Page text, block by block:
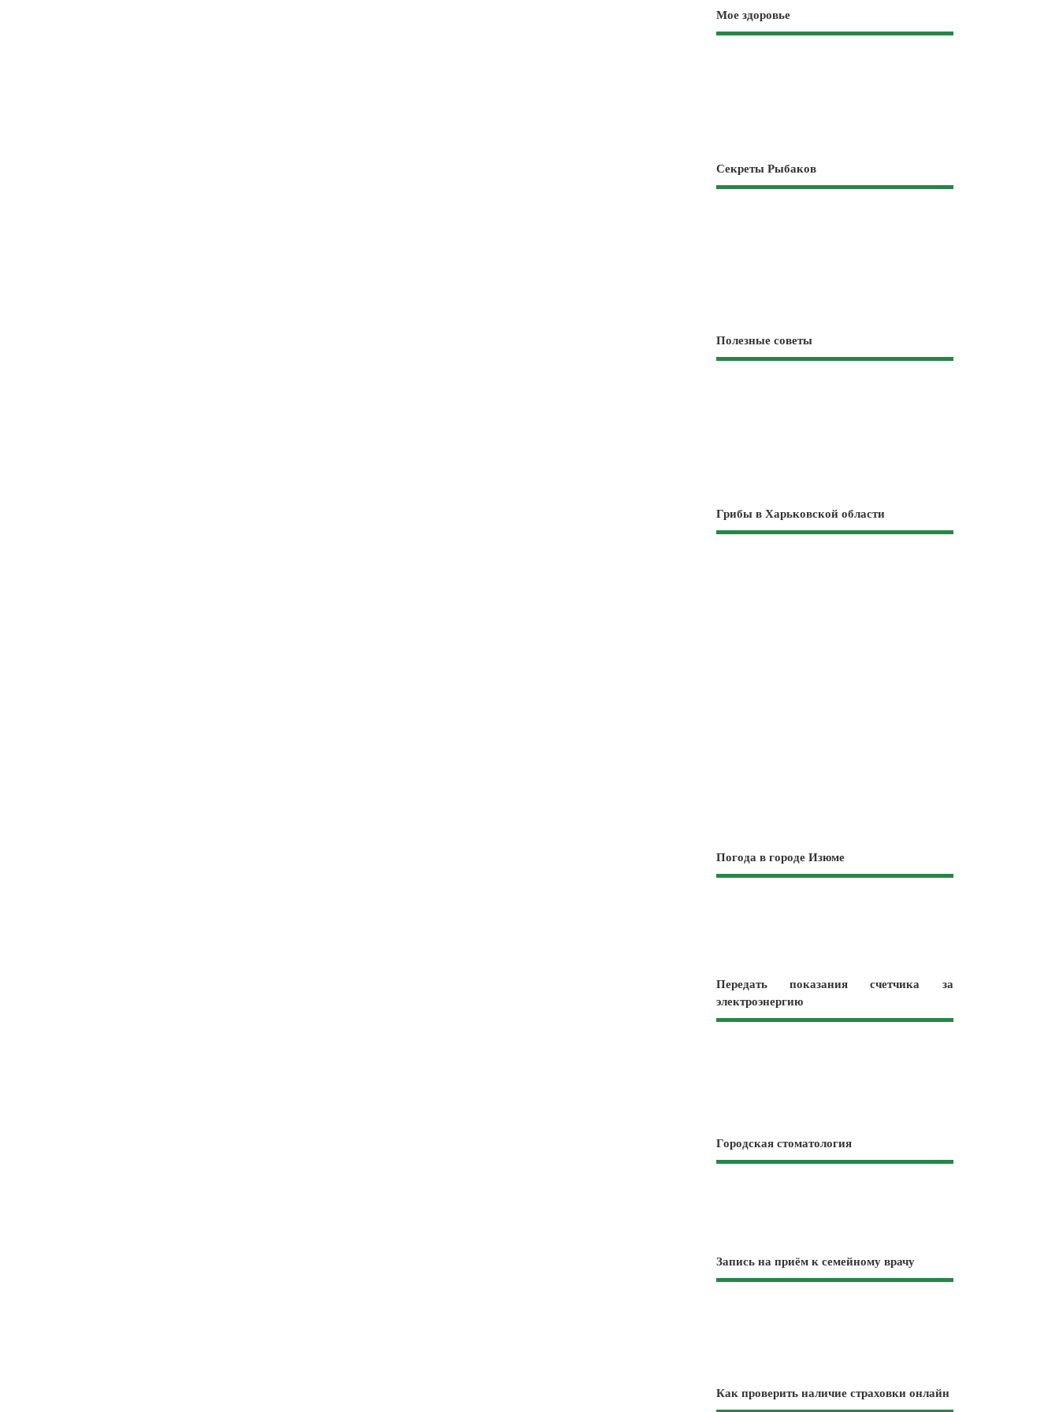
Мое здоровье
Секреты Рыбаков
Полезные советы
Грибы в Харьковской области
Погода в городе Изюме
Передать показания счетчика за
электроэнергию
Городская стоматология
Запись на приём к семейному врачу
Как проверить наличие страховки онлайн